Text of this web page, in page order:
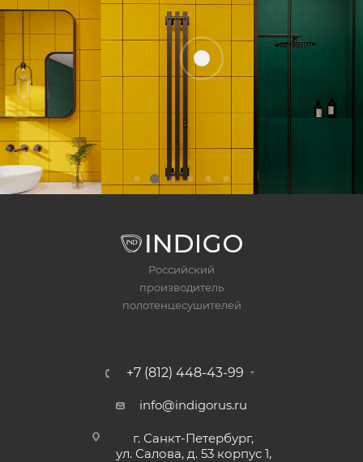
Российский
производитель
полотенцесушителей
+7 (812) 448-43-99
info@indigorus.ru
г. Санкт-Петербург,
ул. Салова, д. 53 корпус 1,